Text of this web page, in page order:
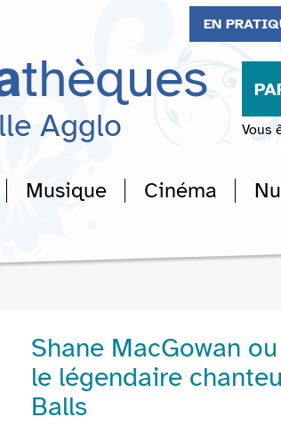
EN
thèques
Agglo Vous
Musique Cinéma
Shane MacGowan
le légendaire
Balls